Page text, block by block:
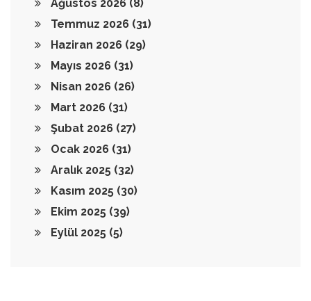
Ağustos 2026 (8)
Temmuz 2026 (31)
Haziran 2026 (29)
Mayıs 2026 (31)
Nisan 2026 (26)
Mart 2026 (31)
Şubat 2026 (27)
Ocak 2026 (31)
Aralık 2025 (32)
Kasım 2025 (30)
Ekim 2025 (39)
Eylül 2025 (5)